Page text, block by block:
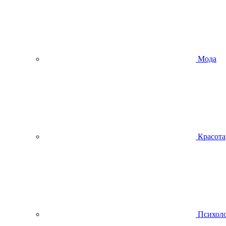
Мода
Красота